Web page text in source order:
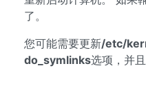
了。
您可能需要更新/etc/
do_symlinks选项，并